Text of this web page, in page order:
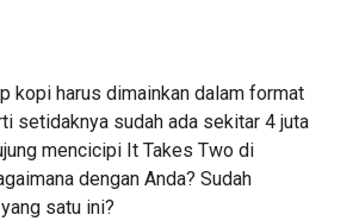
kopi harus dimainkan dalam format
setidaknya sudah ada sekitar 4 juta
mencicipi It Takes Two di
dengan Anda? Sudah
satu ini?